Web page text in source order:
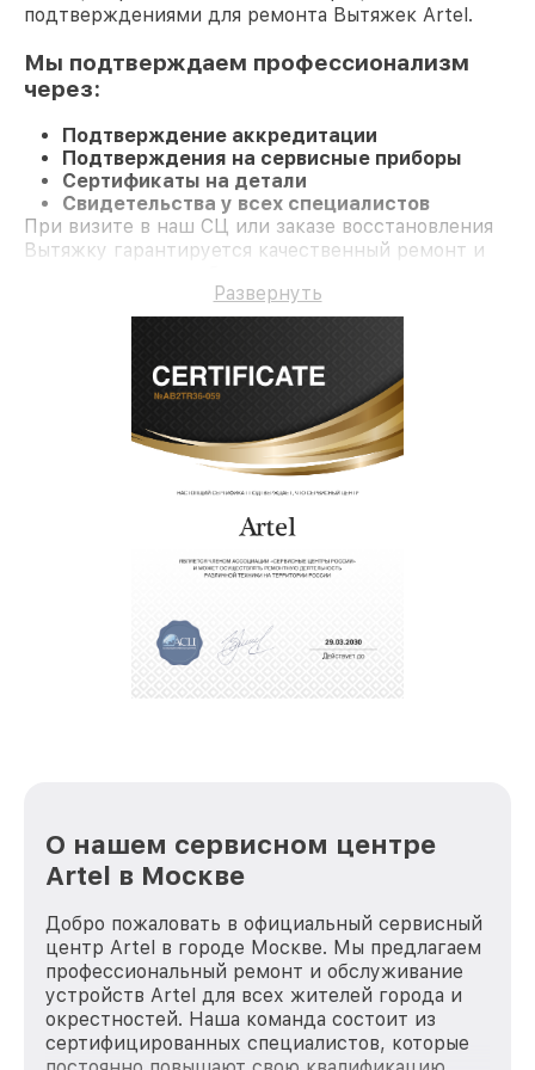
подтверждениями для ремонта Вытяжек Artel.
Мы подтверждаем профессионализм
через:
Подтверждение аккредитации
Подтверждения на сервисные приборы
Сертификаты на детали
Свидетельства у всех специалистов
При визите в наш СЦ или заказе восстановления
Вытяжку гарантируется качественный ремонт и
Развернуть
О нашем сервисном центре
Artel в Москве
Добро пожаловать в официальный сервисный
центр Artel в городе Москве. Мы предлагаем
профессиональный ремонт и обслуживание
устройств Artel для всех жителей города и
окрестностей. Наша команда состоит из
сертифицированных специалистов, которые